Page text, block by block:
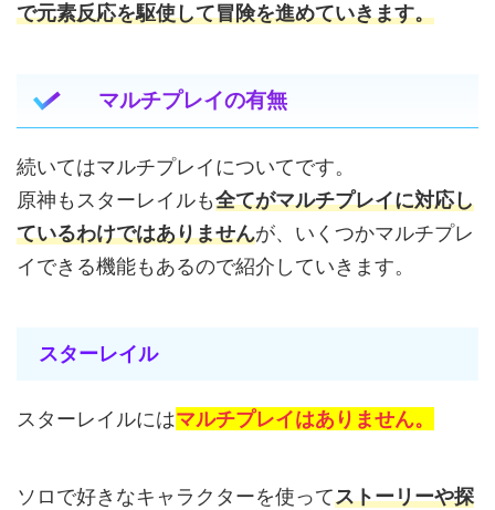
で元素反応を駆使して冒険を進めていきます。
マルチプレイの有無
続いてはマルチプレイについてです。
原神もスターレイルも全てがマルチプレイに対応し
ているわけではありませんが、いくつかマルチプレ
イできる機能もあるので紹介していきます。
スターレイル
スターレイルにはマルチプレイはありません。
ソロで好きなキャラクターを使ってストーリーや探